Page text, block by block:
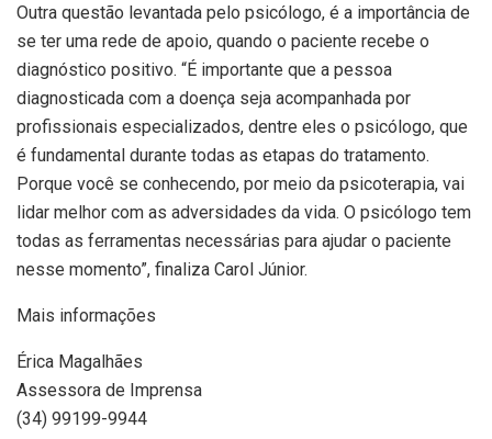
Outra questão levantada pelo psicólogo, é a importância de
se ter uma rede de apoio, quando o paciente recebe o
diagnóstico positivo. “É importante que a pessoa
diagnosticada com a doença seja acompanhada por
profissionais especializados, dentre eles o psicólogo, que
é fundamental durante todas as etapas do tratamento.
Porque você se conhecendo, por meio da psicoterapia, vai
lidar melhor com as adversidades da vida. O psicólogo tem
todas as ferramentas necessárias para ajudar o paciente
nesse momento”, finaliza Carol Júnior.
Mais informações
Érica Magalhães
Assessora de Imprensa
(34) 99199-9944